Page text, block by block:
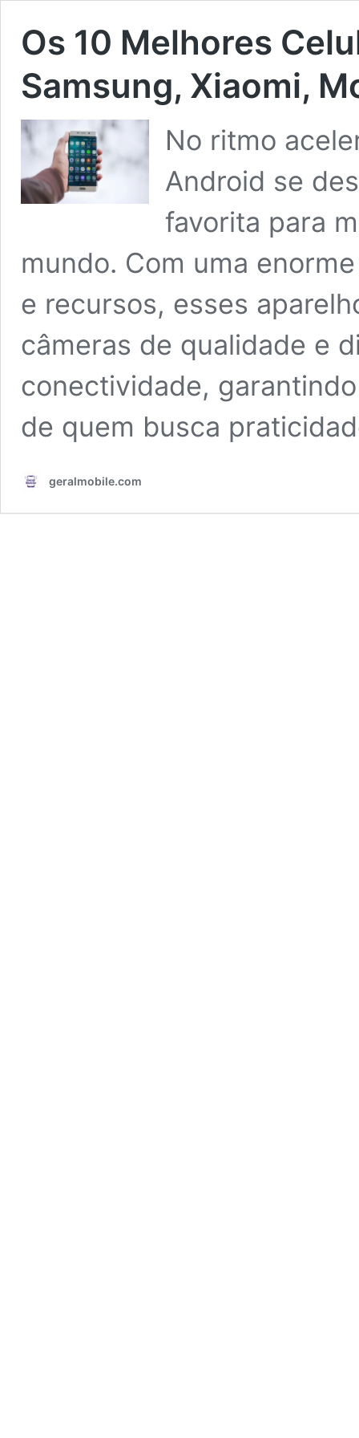
Os 10 Melhores
Samsung, Xiaomi,
No ritmo
Android se
favorita para
mundo. Com uma
e recursos, esses
câmeras de qualidade e
conectividade,
de quem busca
geralmobile.com